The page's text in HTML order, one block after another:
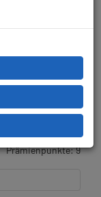
Prämienpunkte: 9